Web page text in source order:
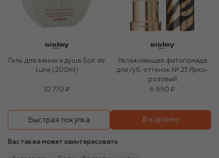
Гель для ванны и душа Soir de
Lune (200ml)
10 770 ₽
Увлажняющая фитопомада
для губ, оттенок № 23 Ярко-
розовый
6 990 ₽
Быстрая покупка В корзину
Вас также может заинтересовать